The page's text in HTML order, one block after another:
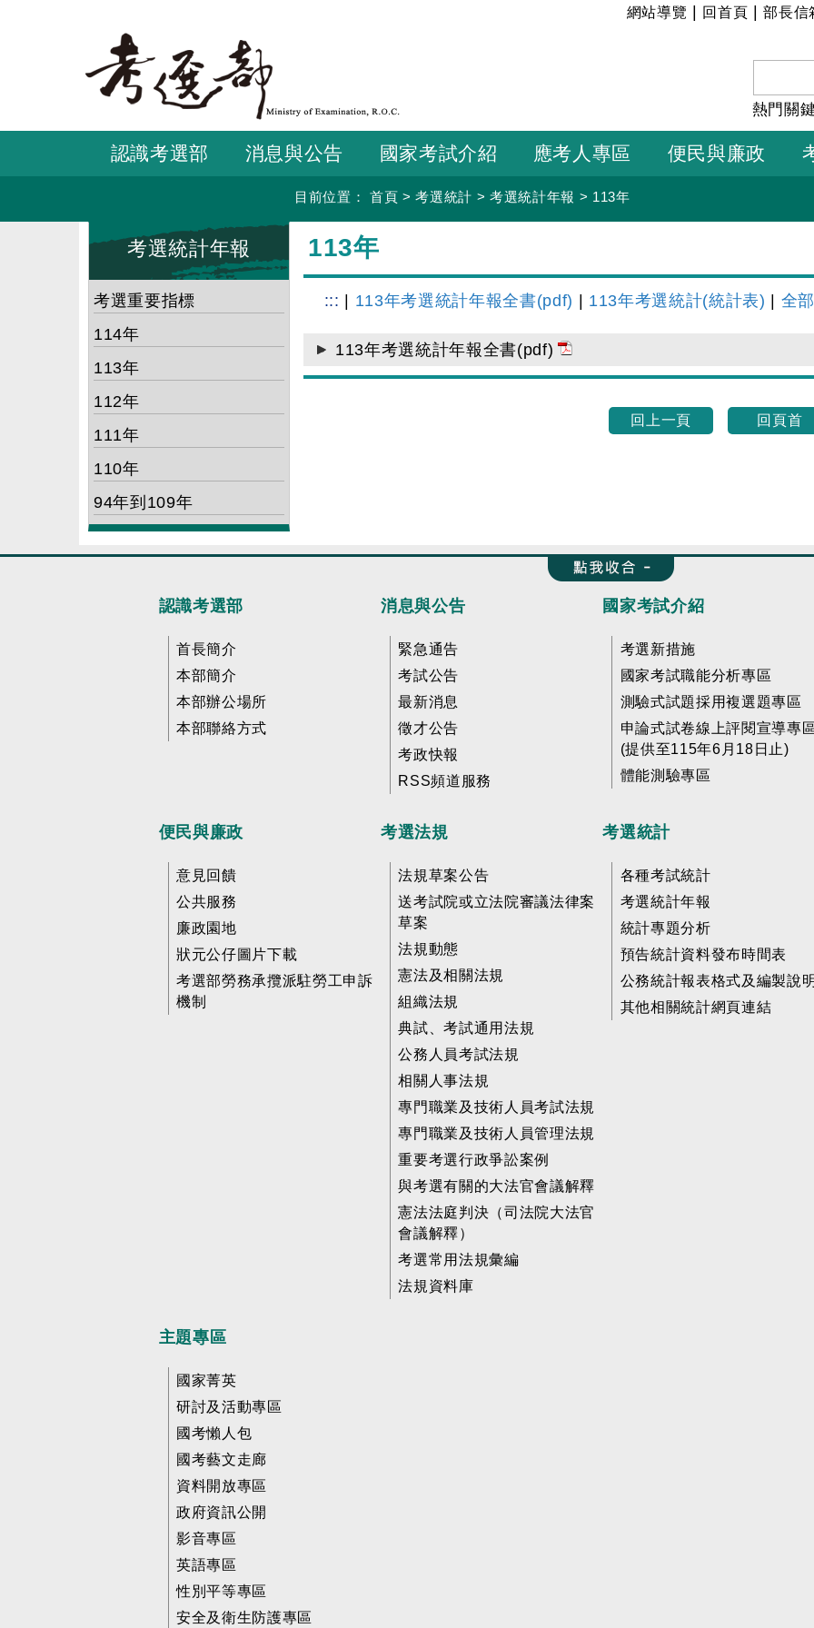
要
容
:::
網站導覽 回首頁 |部長信
熱門關
認識考選部 消息與公告 國家考試介紹 應考人專區 便民與廉政
目前位置： 首頁 >考選統計 >考選統計年報 > 113年
考選統計年報
考選重要指標
114年
113年
112年
111年
110年
94年到109年
113年
::: 113年考選統計年報全書(pdf) 113年考選統計(統計表) 全
113年考選統計年報全書(pdf)
回上一頁 回頁首
收合 FatFooter
認識考選部
首長簡介
本部簡介
本部辦公場所
本部聯絡方式
消息與公告
緊急通告
考試公告
最新消息
徵才公告
考政快報
RSS頻道服務
國家考試介紹
考選新措施
國家考試職能分析專區
測驗式試題採用複選題專區
申論式試卷線上評閱宣導專
(提供至115年6月18日止)
體能測驗專區
便民與廉政
意見回饋
公共服務
廉政園地
狀元公仔圖片下載
考選部勞務承攬派駐勞工申訴
機制
考選法規
法規草案公告
送考試院或立法院審議法律案
草案
法規動態
憲法及相關法規
組織法規
典試、考試通用法規
公務人員考試法規
相關人事法規
專門職業及技術人員考試法規
專門職業及技術人員管理法規
重要考選行政爭訟案例
與考選有關的大法官會議解釋
憲法法庭判決（司法院大法官
會議解釋）
考選常用法規彙編
法規資料庫
考選統計
各種考試統計
考選統計年報
統計專題分析
預告統計資料發布時間表
公務統計報表格式及編製說
其他相關統計網頁連結
主題專區
國家菁英
研討及活動專區
國考懶人包
國考藝文走廊
資料開放專區
政府資訊公開
影音專區
英語專區
性別平等專區
安全及衛生防護專區